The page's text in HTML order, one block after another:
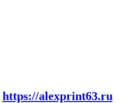
https://alexprint63.ru